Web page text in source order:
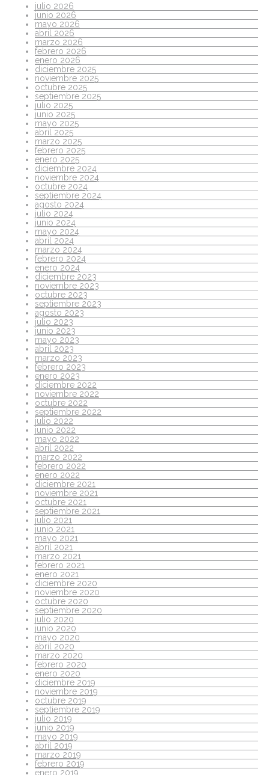
julio 2026
junio 2026
mayo 2026
abril 2026
marzo 2026
febrero 2026
enero 2026
diciembre 2025
noviembre 2025
octubre 2025
septiembre 2025
julio 2025
junio 2025
mayo 2025
abril 2025
marzo 2025
febrero 2025
enero 2025
diciembre 2024
noviembre 2024
octubre 2024
septiembre 2024
agosto 2024
julio 2024
junio 2024
mayo 2024
abril 2024
marzo 2024
febrero 2024
enero 2024
diciembre 2023
noviembre 2023
octubre 2023
septiembre 2023
agosto 2023
julio 2023
junio 2023
mayo 2023
abril 2023
marzo 2023
febrero 2023
enero 2023
diciembre 2022
noviembre 2022
octubre 2022
septiembre 2022
julio 2022
junio 2022
mayo 2022
abril 2022
marzo 2022
febrero 2022
enero 2022
diciembre 2021
noviembre 2021
octubre 2021
septiembre 2021
julio 2021
junio 2021
mayo 2021
abril 2021
marzo 2021
febrero 2021
enero 2021
diciembre 2020
noviembre 2020
octubre 2020
septiembre 2020
julio 2020
junio 2020
mayo 2020
abril 2020
marzo 2020
febrero 2020
enero 2020
diciembre 2019
noviembre 2019
octubre 2019
septiembre 2019
julio 2019
junio 2019
mayo 2019
abril 2019
marzo 2019
febrero 2019
enero 2019